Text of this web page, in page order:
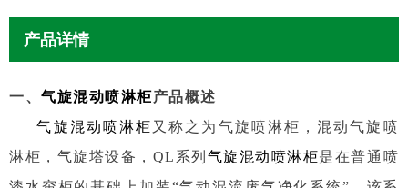
产品详情
一、 气旋混动喷淋柜产品概述
气旋混动喷淋柜 又称之为气旋喷淋柜，混动气旋喷
淋柜，气旋塔设备，QL系列 气旋混动喷淋柜是在普通喷